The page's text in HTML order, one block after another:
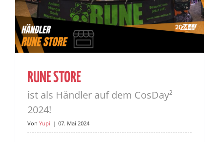
RUNE STORE
ist als Händler auf dem CosDay²
2024!
Von Yupi | 07. Mai 2024